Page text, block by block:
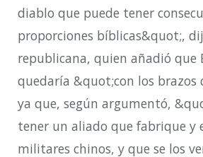
diablo que puede tener
proporciones bíblicas&quot;,
republicana, quien añadió que
quedaría &quot;con los brazos
ya que, según argumentó,
tener un aliado que fabrique y
militares chinos, y que se los